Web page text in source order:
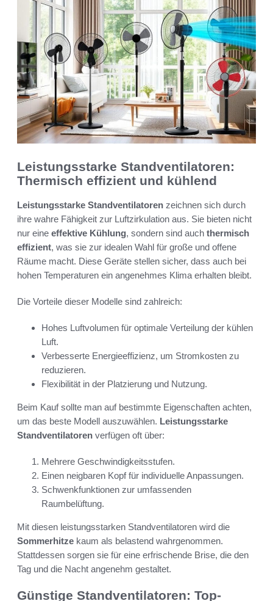
Leistungsstarke Standventilatoren:
Thermisch effizient und kühlend
Leistungsstarke Standventilatoren zeichnen sich durch
ihre wahre Fähigkeit zur Luftzirkulation aus. Sie bieten nicht
nur eine effektive Kühlung, sondern sind auch thermisch
effizient, was sie zur idealen Wahl für große und offene
Räume macht. Diese Geräte stellen sicher, dass auch bei
hohen Temperaturen ein angenehmes Klima erhalten bleibt.
Die Vorteile dieser Modelle sind zahlreich:
Hohes Luftvolumen für optimale Verteilung der kühlen
Luft.
Verbesserte Energieeffizienz, um Stromkosten zu
reduzieren.
Flexibilität in der Platzierung und Nutzung.
Beim Kauf sollte man auf bestimmte Eigenschaften achten,
um das beste Modell auszuwählen. Leistungsstarke
Standventilatoren verfügen oft über:
Mehrere Geschwindigkeitsstufen.
Einen neigbaren Kopf für individuelle Anpassungen.
Schwenkfunktionen zur umfassenden
Raumbelüftung.
Mit diesen leistungsstarken Standventilatoren wird die
Sommerhitze kaum als belastend wahrgenommen.
Stattdessen sorgen sie für eine erfrischende Brise, die den
Tag und die Nacht angenehm gestaltet.
Günstige Standventilatoren: Top-